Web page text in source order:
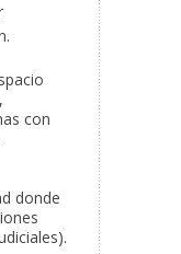
con
donde